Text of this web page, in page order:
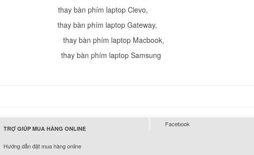
Bàn Phím Samsung
thay bàn phím laptop Clevo,
thay bàn phím laptop Gateway,
thay bàn phím laptop Macbook,
thay bàn phím laptop Samsung
TRỢ GIÚP MUA HÀNG ONLINE
Hướng dẫn đặt mua hàng online
Facebook